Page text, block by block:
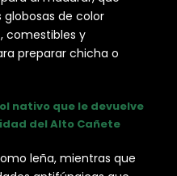
de color
comestibles y
preparar chicha o
nativo que le devuelve
del Alto Cañete
leña, mientras que